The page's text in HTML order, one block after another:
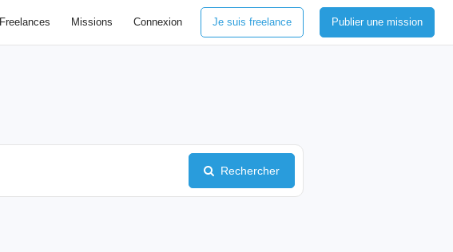
Freelances Missions Connexion Je suis freelance Publier une mission
Rechercher